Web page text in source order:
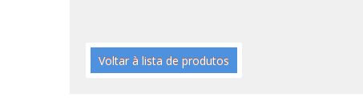
Voltar à lista de produtos